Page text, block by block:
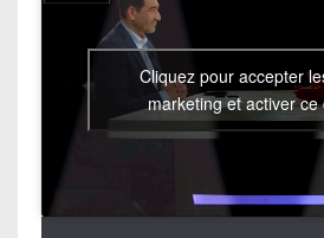
Cliquez pour accepter
marketing et activer ce